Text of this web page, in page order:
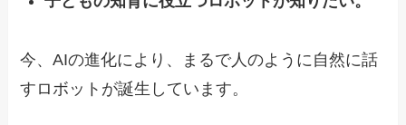
今、AIの進化により、まるで人のように自然に話
すロボットが誕生しています。